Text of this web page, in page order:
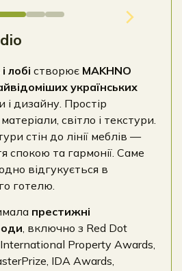
лобі створює MAKHNO
українських
і дизайну. Простір
світло і текстури.
стін до лінії меблів —
спокою та гармонії. Саме
відгукується в
готелю.
престижні
, включно з Red Dot
Property Awards,
IDA Awards,